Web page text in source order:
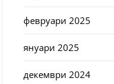
февруари 2025
януари 2025
декември 2024